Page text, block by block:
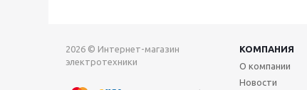
2026 © Интернет-магазин
электротехники
КОМПАНИЯ
О компании
Новости